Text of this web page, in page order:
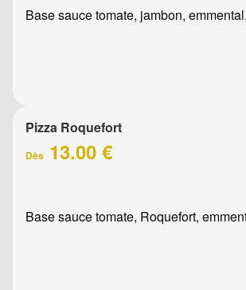
Base sauce tomate, jambon,
Pizza Roquefort
Dès 13.00 €
Base sauce tomate, Roquefort,